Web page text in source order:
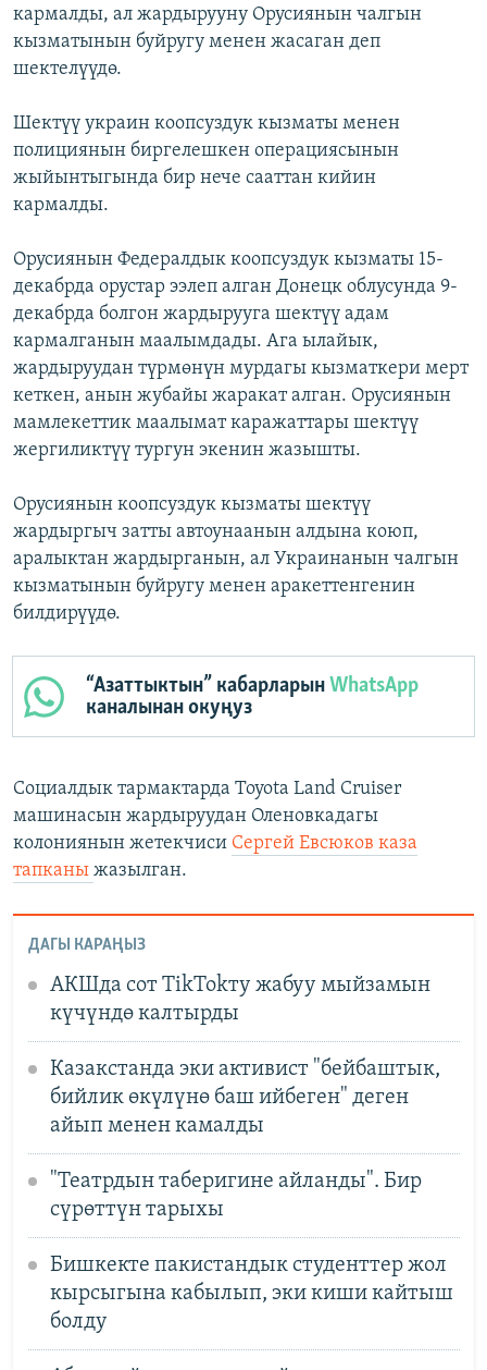
кармалды, ал жардырууну Орусиянын чалгын
кызматынын буйругу менен жасаган деп
шектелүүдө.
Шектүү украин коопсуздук кызматы менен
полициянын биргелешкен операциясынын
жыйынтыгында бир нече сааттан кийин
кармалды.
Орусиянын Федералдык коопсуздук кызматы 15-
декабрда орустар ээлеп алган Донецк облусунда 9-
декабрда болгон жардырууга шектүү адам
кармалганын маалымдады. Ага ылайык,
жардыруудан түрмөнүн мурдагы кызматкери мерт
кеткен, анын жубайы жаракат алган. Орусиянын
мамлекеттик маалымат каражаттары шектүү
жергиликтүү тургун экенин жазышты.
Орусиянын коопсуздук кызматы шектүү
жардыргыч затты автоунаанын алдына коюп,
аралыктан жардырганын, ал Украинанын чалгын
кызматынын буйругу менен аракеттенгенин
билдирүүдө.
“Азаттыктын” кабарларынWhatsApp
каналынан окуңуз
Социалдык тармактарда Toyota Land Cruiser
машинасын жардыруудан Оленовкадагы
колониянын жетекчиси Сергей Евсюков каза
тапканы жазылган.
ДАГЫ КАРАҢЫЗ
АКШда сот TikTokту жабуу мыйзамын
күчүндө калтырды
Казакстанда эки активист "бейбаштык,
бийлик өкүлүнө баш ийбеген" деген
айып менен камалды
"Театрдын таберигине айланды". Бир
сүрөттүн тарыхы
Бишкекте пакистандык студенттер жол
кырсыгына кабылып, эки киши кайтыш
болду